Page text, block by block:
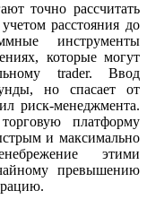
точно рассчитать
расстояния до
инструменты
которые могут
trader. Ввод
но спасает от
риск-менеджмента.
платформу
и максимально
этими
превышению